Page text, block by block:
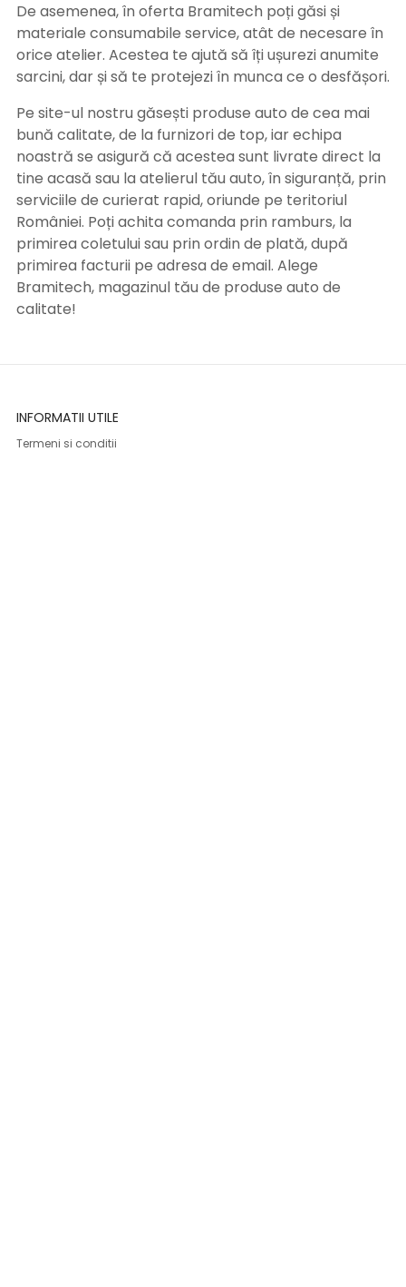
De asemenea, în oferta Bramitech poți găsi și
materiale consumabile service, atât de necesare în
orice atelier. Acestea te ajută să îți ușurezi anumite
sarcini, dar și să te protejezi în munca ce o desfășori.
Pe site-ul nostru găsești produse auto de cea mai
bună calitate, de la furnizori de top, iar echipa
noastră se asigură că acestea sunt livrate direct la
tine acasă sau la atelierul tău auto, în siguranță, prin
serviciile de curierat rapid, oriunde pe teritoriul
României. Poți achita comanda prin ramburs, la
primirea coletului sau prin ordin de plată, după
primirea facturii pe adresa de email. Alege
Bramitech, magazinul tău de produse auto de
calitate!
INFORMATII UTILE
Termeni si conditii